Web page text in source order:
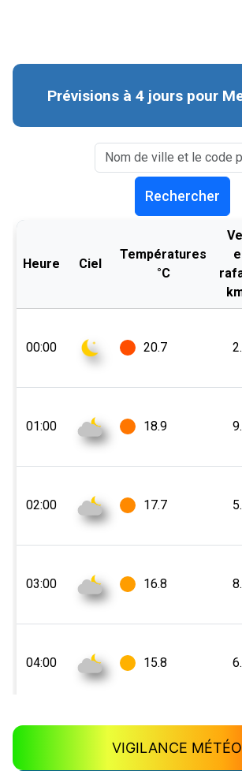
VIGILANCE MÉTÉO